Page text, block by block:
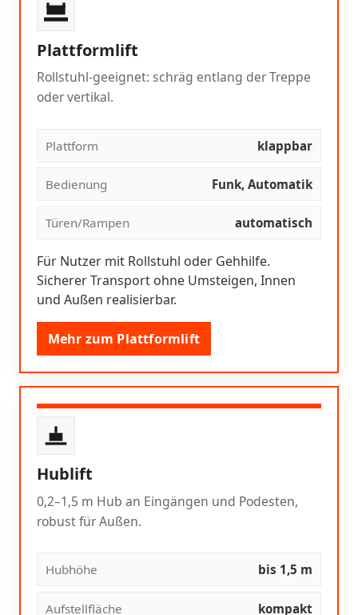
Plattformlift
Rollstuhl-geeignet: schräg entlang der Treppe
oder vertikal.
Plattform klappbar
Bedienung Funk, Automatik
Türen/Rampen automatisch
Für Nutzer mit Rollstuhl oder Gehhilfe.
Sicherer Transport ohne Umsteigen, Innen
und Außen realisierbar.
Mehr zum Plattformlift
Hublift
0,2–1,5 m Hub an Eingängen und Podesten,
robust für Außen.
Hubhöhe bis 1,5 m
Aufstellfläche kompakt